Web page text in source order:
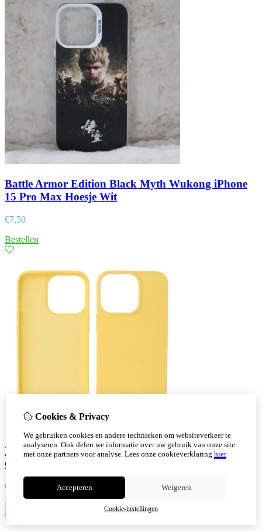
Battle Armor Edition Black Myth Wukong iPhone
15 Pro Max Hoesje Wit
€7,50
Bestellen
Iphone 15 Pro Max TPU Hoesje Back Cover Kleur
Geel
€
Bestellen
Cookies & Privacy
We gebruiken cookies en andere technieken om websiteverkeer te
analyseren. Ook delen we informatie over uw gebruik van onze site
met onze partners voor analyse. Lees onze cookieverklaring hier
Accepteren Weigeren
Cookie-instellingen